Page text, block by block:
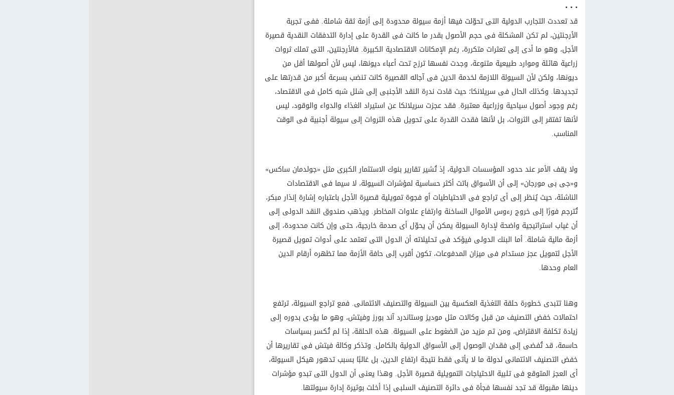
• • •
قد تعددت التجارب الدولية التى تحوّلت فيها أزمة سيولة محدودة إلى أزمة ثقة شاملة. ففى تجربة
الأرجنتين، لم تكن المشكلة فى حجم الأصول بقدر ما كانت فى القدرة على إدارة التدفقات النقدية قصيرة
الأجل، وهو ما أدى إلى تعثرات متكررة، رغم الإمكانات الاقتصادية الكبيرة. فالأرجنتين، التى تملك ثروات
زراعية هائلة وموارد طبيعية متنوعة، وجدت نفسها ترزح تحت أعباء ديونها، ليس لأن أصولها أقل من
ديونها، ولكن لأن السيولة اللازمة لخدمة الدين فى آجاله القصيرة كانت تنضب بسرعة أكبر من قدرتها على
تجديدها. وكذلك الحال فى سريلانكا؛ حيث قادت ندرة النقد الأجنبى إلى شلل شبه كامل فى الاقتصاد،
رغم وجود أصول سياحية وزراعية معتبرة. فقد عجزت سريلانكا عن استيراد الغذاء والدواء والوقود، ليس
لأنها تفتقر إلى الثروات، بل لأنها فقدت القدرة على تحويل هذه الثروات إلى سيولة أجنبية فى الوقت
المناسب.
ولا يقف الأمر عند حدود المؤسسات الدولية، إذ تُشير تقارير بنوك الاستثمار الكبرى مثل «جولدمان ساكس»
و«جى بى مورجان» إلى أن الأسواق باتت أكثر حساسية لمؤشرات السيولة، لا سيما فى الاقتصادات
الناشئة، حيث يُنظر إلى أى تراجع فى الاحتياطيات أو فجوة تمويلية قصيرة الأجل باعتباره إشارة إنذار مبكر،
تُترجم فورًا إلى خروج رءوس الأموال الساخنة وارتفاع علاوات المخاطر. ويذهب صندوق النقد الدولى إلى
أن غياب استراتيجية واضحة لإدارة السيولة يمكن أن يحوّل أى صدمة خارجية، حتى وإن كانت محدودة، إلى
أزمة مالية شاملة. أما البنك الدولى فيؤكد فى تحليلاته أن الدول التى تعتمد على أدوات تمويل قصيرة
الأجل لتمويل عجز مستدام فى ميزان المدفوعات، تكون أقرب إلى حافة الأزمة مما تظهره أرقام الدين
العام وحدها.
وهنا تتبدى خطورة حلقة التغذية العكسية بين السيولة والتصنيف الائتمانى. فمع تراجع السيولة، ترتفع
احتمالات خفض التصنيف من قبل وكالات مثل موديز وستاندرد آند بورز وفيتش، وهو ما يؤدى بدوره إلى
زيادة تكلفة الاقتراض، ومن ثم مزيد من الضغوط على السيولة. هذه الحلقة، إذا لم تُكسر بسياسات
حاسمة، قد تُفضى إلى فقدان الوصول إلى الأسواق الدولية بالكامل. وتذكر وكالة فيتش فى تقاريرها أن
خفض التصنيف الائتمانى لدولة ما لا يأتى فقط نتيجة ارتفاع الدين، بل غالبًا بسبب تدهور هيكل السيولة،
أى العجز المتوقع فى تلبية الاحتياجات التمويلية قصيرة الأجل. وهذا يعنى أن الدول التى تبدو مؤشرات
دينها مقبولة قد تجد نفسها فجأة فى دائرة التصنيف السلبى إذا أخلت بوثيرة إدارة سيولتها.